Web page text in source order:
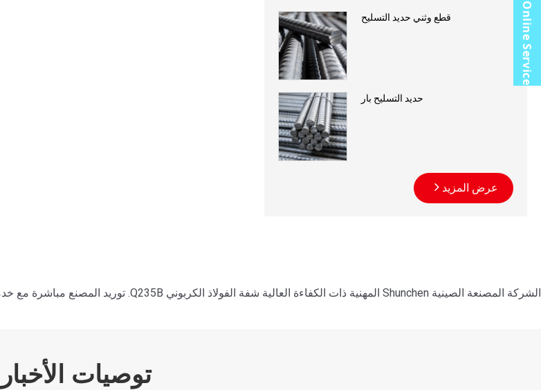
قطع وثني حديد التسليح
حديد التسليح بار
عرض المزيد
الشركة المصنعة الصينية Shunchen المهنية ذات الكفاءة العالية شفة الفولاذ الكربوني Q235B. توريد المصنع مباشرة مع خدمة صانعي القطع الأصلية. تصميم متقدم وجودة سهلة الصيانة للمشاريع العالمية.
توصيات الأخبار
Online Service